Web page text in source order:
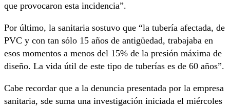
que provocaron esta incidencia”.
Por último, la sanitaria sostuvo que “la tubería afectada, de
PVC y con tan sólo 15 años de antigüedad, trabajaba en
esos momentos a menos del 15% de la presión máxima de
diseño. La vida útil de este tipo de tuberías es de 60 años”.
Cabe recordar que a la denuncia presentada por la empresa
sanitaria, sde suma una investigación iniciada el miércoles